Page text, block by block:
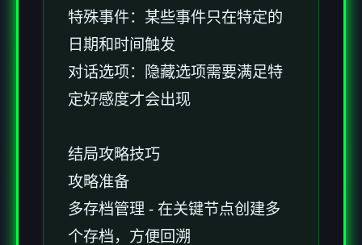
特殊事件：某些事件只在特定的
日期和时间触发
对话选项：隐藏选项需要满足特
定好感度才会出现
结局攻略技巧
攻略准备
多存档管理 - 在关键节点创建多
个存档，方便回溯